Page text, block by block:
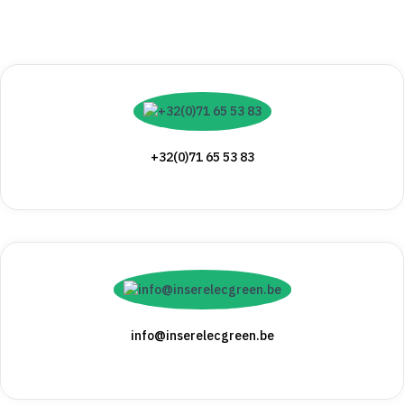
+32(0)71 65 53 83
info@inserelecgreen.be